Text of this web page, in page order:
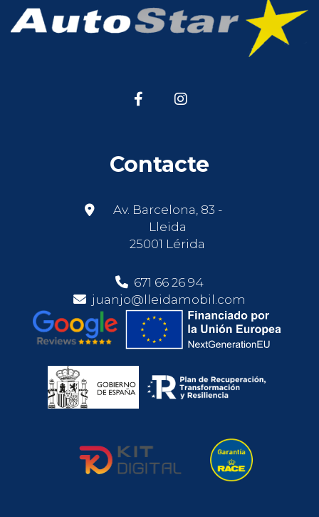
Contacte
Av. Barcelona, 83 -
Lleida
25001 Lérida
671 66 26 94
juanjo@lleidamobil.com